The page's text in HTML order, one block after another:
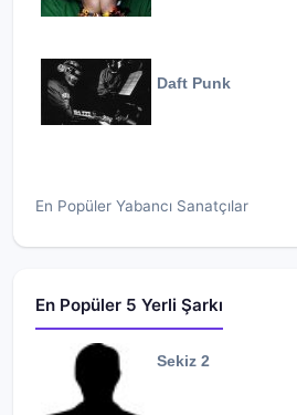
Daft Punk
En Popüler Yabancı Sanatçılar
En Popüler 5 Yerli Şarkı
Sekiz 2